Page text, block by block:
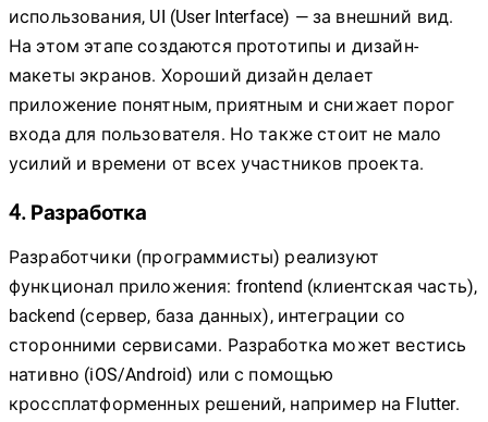
использования, UI (User Interface) — за внешний вид.
На этом этапе создаются прототипы и дизайн-
макеты экранов. Хороший дизайн делает
приложение понятным, приятным и снижает порог
входа для пользователя. Но также стоит не мало
усилий и времени от всех участников проекта.
4. Разработка
Разработчики (программисты) реализуют
функционал приложения: frontend (клиентская часть),
backend (сервер, база данных), интеграции со
сторонними сервисами. Разработка может вестись
нативно (iOS/Android) или с помощью
кроссплатформенных решений, например на Flutter.